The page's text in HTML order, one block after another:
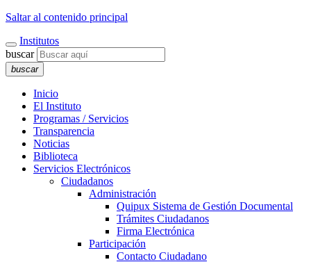
Saltar al contenido principal
Institutos
buscar
buscar
Inicio
El Instituto
Programas / Servicios
Transparencia
Noticias
Biblioteca
Servicios Electrónicos
Ciudadanos
Administración
Quipux Sistema de Gestión Documental
Trámites Ciudadanos
Firma Electrónica
Participación
Contacto Ciudadano